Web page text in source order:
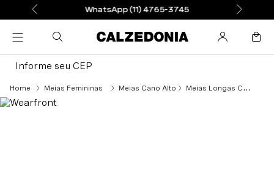
WhatsApp (11) 4765-3745
Informe seu CEP
Meias Femininas Meias Cano Alto Meias Longas Caneladas Com Cashmere - Bege